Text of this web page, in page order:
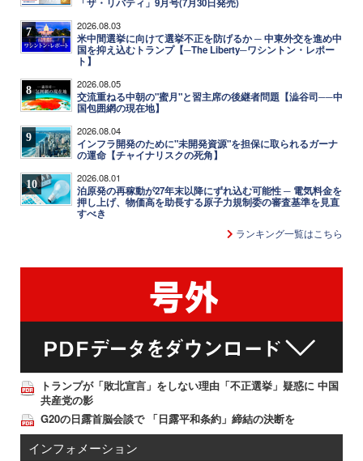
7 2026.08.03
米中間選挙に向けて選挙不正を防げるか ─ 中東外交を進め中
国を抑え込むトランプ【─The Liberty─ワシントン・レポー
ト】
8 2026.08.05
交流重ねる中朝の"蜜月"と習主席の後継者問題【澁谷司──中
国包囲網の現在地】
9 2026.08.04
インフラ開発のために"未開発資源"を担保に取られるガーナ
の運命【チャイナリスクの死角】
10 2026.08.01
泊原発の再稼動が27年末以降にずれ込む可能性 ─ 電気料金を
押し上げ、物価高を助長する原子力規制委の審査基準を見直
すべき
ランキング一覧はこちら
トランプが「敗北宣言」をしない理由「不正選挙」疑惑に 中国
共産党の影
G20の日露首脳会談で 「日露平和条約」締結の決断を
インフォメーション